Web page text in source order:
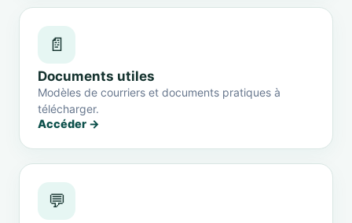
📄
Documents utiles
Modèles de courriers et documents pratiques à
télécharger.
Accéder →
💬